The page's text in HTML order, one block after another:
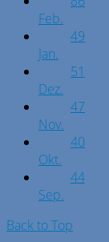
Feb.
49
Jan.
51
Dez.
47
Nov.
40
Okt.
44
Sep.
Back to Top